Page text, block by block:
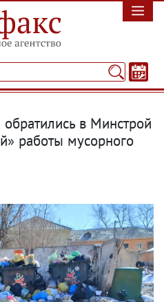
в Минстрой
работы мусорного